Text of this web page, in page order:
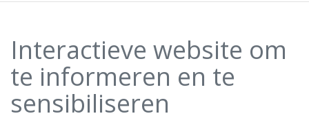
Interactieve website om
te informeren en te
sensibiliseren